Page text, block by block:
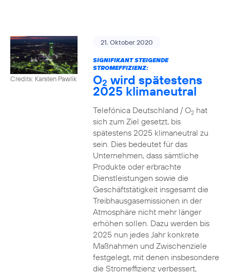
Credits: Karsten Pawlik
21. Oktober 2020
SIGNIFIKANT STEIGENDE
STROMEFFIZIENZ:
O2 wird spätestens
2025 klimaneutral
Telefónica Deutschland / O2hat
sich zum Ziel gesetzt, bis
spätestens 2025 klimaneutral zu
sein. Dies bedeutet für das
Unternehmen, dass sämtliche
Produkte oder erbrachte
Dienstleistungen sowie die
Geschäftstätigkeit insgesamt die
Treibhausgasemissionen in der
Atmosphäre nicht mehr länger
erhöhen sollen. Dazu werden bis
2025 nun jedes Jahr konkrete
Maßnahmen und Zwischenziele
festgelegt, mit denen insbesondere
die Stromeffizienz verbessert,